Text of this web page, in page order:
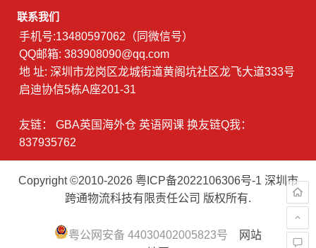
联系我们
手机号:13480597062（同微信号）
QQ邮箱: 383908090@qq.com
地 址: 深圳市龙岗区龙城街道黄阁坑社区龙飞大道333号
启迪协信5栋A座201-31
友链：GBA英国海外仓 英语网课 换友链Q我：
837935762
Copyright ©2010-2026 粤ICP备2022106306号-1深圳市
跨通物流科技有限责任公司 版权所有.
粤公网安备 44030402005823号
网站